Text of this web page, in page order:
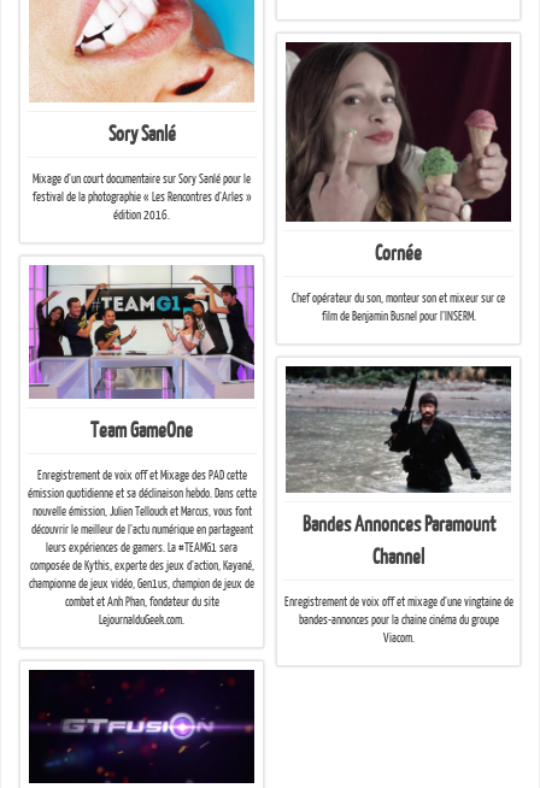
Sory Sanlé
Mixage d’un court documentaire sur Sory Sanlé pour le
festival de la photographie « Les Rencontres d’Arles »
édition 2016.
Cornée
Chef opérateur du son, monteur son et mixeur sur ce
film de Benjamin Busnel pour l’INSERM.
Team GameOne
Enregistrement de voix off et Mixage des PAD cette
émission quotidienne et sa déclinaison hebdo. Dans cette
nouvelle émission, Julien Tellouck et Marcus, vous font
découvrir le meilleur de l’actu numérique en partageant
leurs expériences de gamers. La #TEAMG1 sera
composée de Kythis, experte des jeux d’action, Kayané,
championne de jeux vidéo, Gen1us, champion de jeux de
combat et Anh Phan, fondateur du site
LejournalduGeek.com.
Bandes Annonces Paramount
Channel
Enregistrement de voix off et mixage d’une vingtaine de
bandes-annonces pour la chaine cinéma du groupe
Viacom.